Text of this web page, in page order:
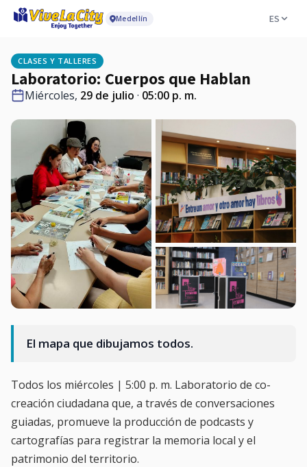
Medellín ES
CLASES Y TALLERES
Laboratorio: Cuerpos que Hablan
Miércoles, 29 de julio · 05:00 p. m.
El mapa que dibujamos todos.
Todos los miércoles | 5:00 p. m. Laboratorio de co-
creación ciudadana que, a través de conversaciones
guiadas, promueve la producción de podcasts y
cartografías para registrar la memoria local y el
patrimonio del territorio.